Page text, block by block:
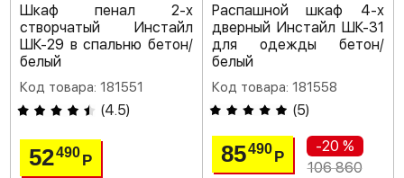
Шкаф пенал 2-х
створчатый Инстайл
ШК-29 в спальню бетон/
белый
Код товара: 181551
(4.5)
52490Р
Распашной шкаф 4-х
дверный Инстайл ШК-31
для одежды бетон/
белый
Код товара: 181558
(5)
85490 Р
-20 %
106 860